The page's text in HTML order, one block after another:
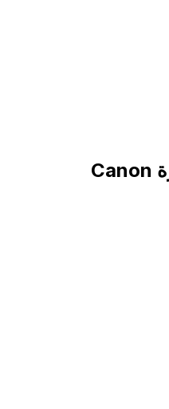
مستشعر وجودة صورة Canon